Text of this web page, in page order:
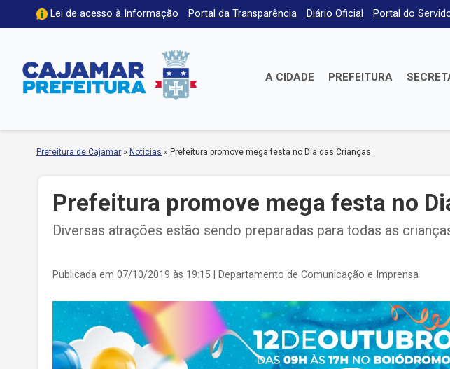
Lei de acesso à Informação Portal da Transparência Diário Oficial Portal do
A CIDADE PREFEITURA
Prefeitura de Cajamar » Notícias » Prefeitura promove mega festa no Dia das Crianças
Prefeitura promove mega festa no
Diversas atrações estão sendo preparadas para todas as
Publicada em 07/10/2019 às 19:15 | Departamento de Comunicação e Imprensa